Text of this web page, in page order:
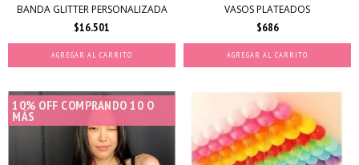
BANDA GLITTER PERSONALIZADA
$16.501
AGREGAR AL CARRITO
VASOS PLATEADOS
$686
AGREGAR AL CARRITO
10% OFF COMPRANDO 10 O
MÁS